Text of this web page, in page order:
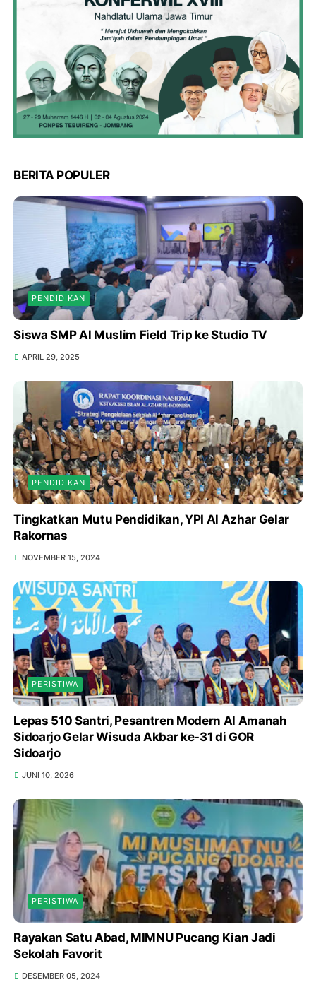
BERITA POPULER
PENDIDIKAN
Siswa SMP Al Muslim Field Trip ke Studio TV
APRIL 29, 2025
PENDIDIKAN
Tingkatkan Mutu Pendidikan, YPI Al Azhar Gelar
Rakornas
NOVEMBER 15, 2024
PERISTIWA
Lepas 510 Santri, Pesantren Modern Al Amanah
Sidoarjo Gelar Wisuda Akbar ke-31 di GOR
Sidoarjo
JUNI 10, 2026
PERISTIWA
Rayakan Satu Abad, MIMNU Pucang Kian Jadi
Sekolah Favorit
DESEMBER 05, 2024